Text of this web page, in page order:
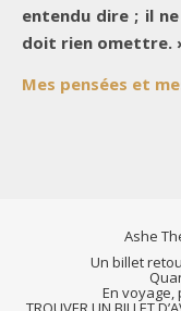
entendu dire ; il
doit rien omettre.
Mes pensées et
Ashe
Un billet
En voyage,